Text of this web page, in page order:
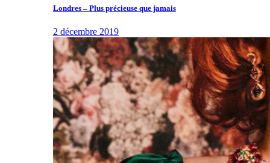
Londres – Plus précieuse que jamais
2 décembre 2019